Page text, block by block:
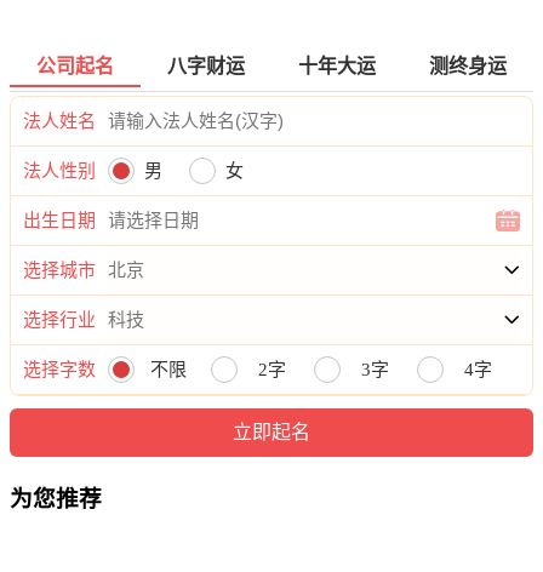
18、挺钟、有卫、琛锋、信兆、钟轩
19、宥名、霄嵩、淏大、虎嘉、旭俊
20、诤琦、新伟、子慧、钟民、经元
23、岑杭、驰颜、璟政、斯西、弦辉
24、濯顺、飒金、键峻、洁语、峥卫
25、澈颂、霁传、岳瑄、佐惜、琤亚
26、孝友、利皇、滕喆、锋树、光溢
27、建国、军田、京麟、豪炎、陈仁
公司起名 八字财运 十年大运 测终身运
法人姓名
法人性别 男 女
出生日期
选择城市
选择行业
选择字数 不限 2字 3字 4字
为您推荐